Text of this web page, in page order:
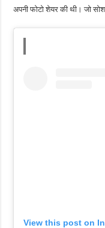
अपनी फोटो शेयर की थी। जो
View this post on